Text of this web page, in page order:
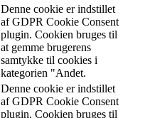
Denne cookie er indstillet
af GDPR Cookie Consent
plugin. Cookien bruges til
at gemme brugerens
samtykke til cookies i
kategorien "Andet.
Denne cookie er indstillet
af GDPR Cookie Consent
plugin. Cookien bruges til